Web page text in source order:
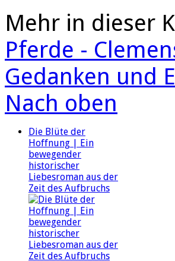
Mehr in dieser
Pferde -
Gedanken und
Nach oben
Die Blüte der
Hoffnung | Ein
bewegender
historischer
Liebesroman aus der
Zeit des Aufbruchs